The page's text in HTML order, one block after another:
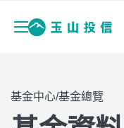
基金中心/基金總覽